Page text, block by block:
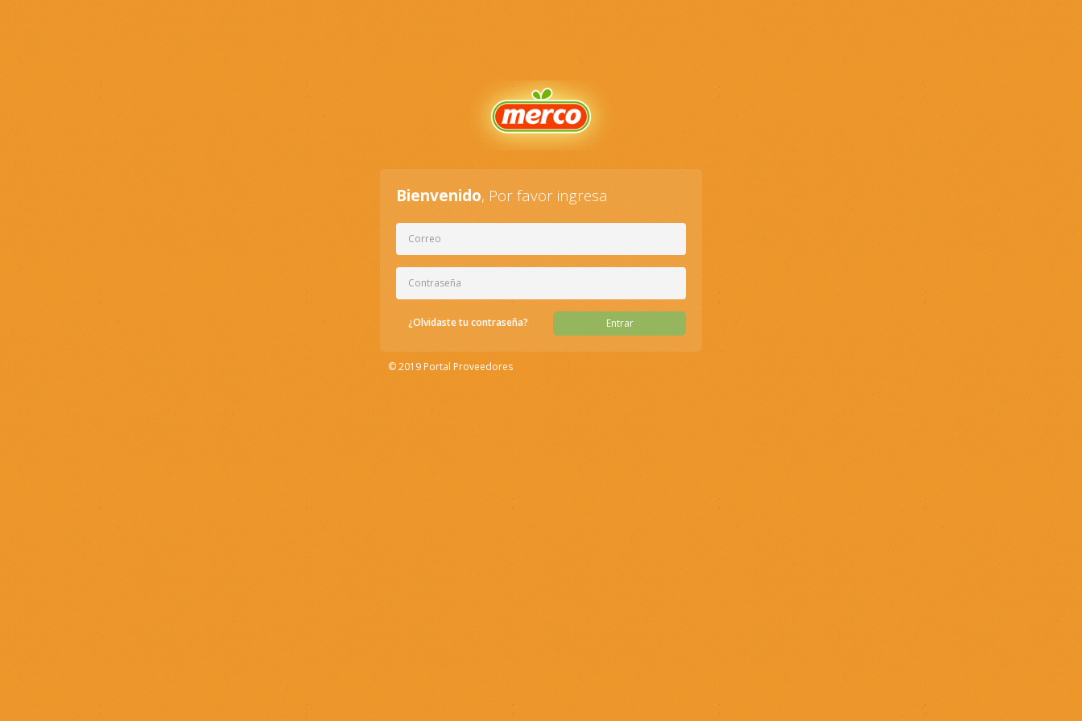
Bienvenido, Por favor ingresa
¿Olvidaste tu contraseña? Entrar
© 2019 Portal Proveedores